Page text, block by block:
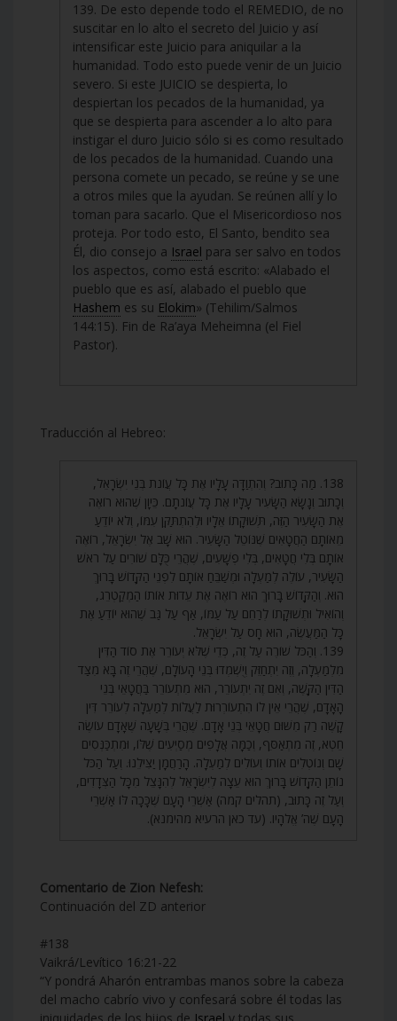
139. De esto depende todo el REMEDIO, de no
suscitar en lo alto el secreto del Juicio y así
intensificar este Juicio para aniquilar a la
humanidad. Todo esto puede venir de un Juicio
severo. Si este JUICIO se despierta, lo
despiertan los pecados de la humanidad, ya
que se despierta para ascender a lo alto para
instigar el duro Juicio sólo si es como resultado
de los pecados de la humanidad. Cuando una
persona comete un pecado, se reúne y se une
a otros miles que la ayudan. Se reúnen allí y lo
toman para sacarlo. Que el Misericordioso nos
proteja. Por todo esto, El Santo, bendito sea
Él, dio consejo a Israel para ser salvo en todos
los aspectos, como está escrito: «Alabado el
pueblo que es así, alabado el pueblo que
Hashem es su Elokim» (Tehilim/Salmos
144:15). Fin de Ra’aya Meheimna (el Fiel
Pastor).
Traducción al Hebreo:
138. מַה כָּתוּב? וְהִתְוַדָּה עָלָיו אֶת כָּל עֲוֹנֹת בְּנֵי יִשְׂרָאֵל,
וְכָתוּב וְנָשָׂא הַשָּׂעִיר עָלָיו אֶת כָּל עֲוֹנֹתָם. כֵּיוָן שֶׁהוּא רוֹאֶה
אֶת הַשָּׂעִיר הַזֶּה, תְּשׁוּקָתוֹ אֵלָיו וּלְהִתְתַּקֵּן עִמּוֹ, וְלֹא יוֹדֵעַ
מֵאוֹתָם הַחֲטָאִים שֶׁנּוֹטֵל הַשָּׂעִיר. הוּא שָׁב אֶל יִשְׂרָאֵל, רוֹאֶה
אוֹתָם בְּלִי חֲטָאִים, בְּלִי פְשָׁעִים, שֶׁהֲרֵי כֻּלָּם שׁוֹרִים עַל רֹאשׁ
הַשָּׂעִיר, עוֹלֶה לְמַעְלָה וּמְשַׁבֵּחַ אוֹתָם לִפְנֵי הַקָּדוֹשׁ בָּרוּךְ
הוּא. וְהַקָּדוֹשׁ בָּרוּךְ הוּא רוֹאֶה אֶת עֵדוּת אוֹתוֹ הַמְקַטְרֵג,
וְהוֹאִיל וּתְשׁוּקָתוֹ לְרַחֵם עַל עַמּוֹ, אַף עַל גַּב שֶׁהוּא יוֹדֵעַ אֶת
כָּל הַמַּעֲשֶׂה, הוּא חָס עַל יִשְׂרָאֵל.
139. וְהַכֹּל שׁוֹרֶה עַל זֶה, כְּדֵי שֶׁלֹּא יְעוֹרֵר אֶת סוֹד הַדִּין
מִלְמַעְלָה, וְזֶה יִתְחַזֵּק וְיֻשְׁמְדוּ בְּנֵי הָעוֹלָם, שֶׁהֲרֵי זֶה בָּא מִצַּד
הַדִּין הַקָּשֶׁה, וְאִם זֶה יִתְעוֹרֵר, הוּא מִתְעוֹרֵר בַּחֲטָאֵי בְּנֵי
הָאָדָם, שֶׁהֲרֵי אֵין לוֹ הִתְעוֹרְרוּת לַעֲלוֹת לְמַעְלָה לְעוֹרֵר דִּין
קָשֶׁה רַק מִשּׁוּם חֲטָאֵי בְּנֵי אָדָם. שֶׁהֲרֵי בְּשָׁעָה שֶׁאָדָם עוֹשֶׂה
חֵטְא, זֶה מִתְאַסֵּף, וְכַמָּה אֲלָפִים מְסַיְּעִים שֶׁלּוֹ, וּמִתְכַּנְּסִים
שָׁם וְנוֹטְלִים אוֹתוֹ וְעוֹלִים לְמַעְלָה. הָרַחֲמָן יַצִּילֵנוּ. וְעַל הַכֹּל
נוֹתֵן הַקָּדוֹשׁ בָּרוּךְ הוּא עֵצָה לְיִשְׂרָאֵל לְהִנָּצֵל מִכָּל הַצְּדָדִים,
וְעַל זֶה כָּתוּב, (תהלים קמה) אַשְׁרֵי הָעָם שֶׁכָּכָה לּוֹ אַשְׁרֵי
הָעָם שֶׁה’ אֱלֹהָיו. (עד כאן הרעיא מהימנא).
Comentario de Zion Nefesh:
Continuación del ZD anterior
#138
Vaikrá/Levítico 16:21-22
“Y pondrá Aharón entrambas manos sobre la cabeza
del macho cabrío vivo y confesará sobre él todas las